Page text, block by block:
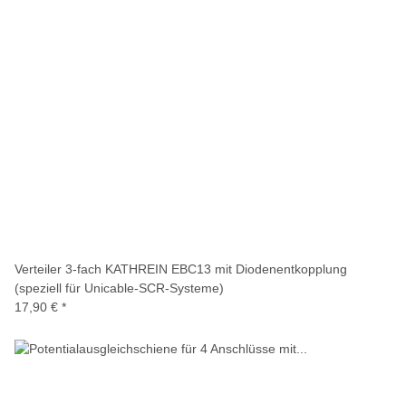
Verteiler 3-fach KATHREIN EBC13 mit Diodenentkopplung
(speziell für Unicable-SCR-Systeme)
17,90 € *